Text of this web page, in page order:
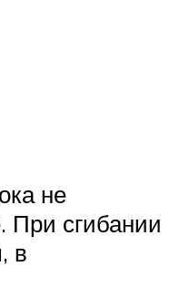
не
При сгибании
в